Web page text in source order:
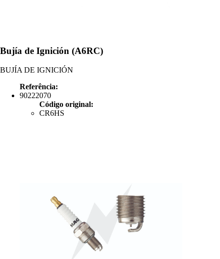
Bujía de Ignición (A6RC)
BUJÍA DE IGNICIÓN
Referência:
90222070
Código original:
CR6HS